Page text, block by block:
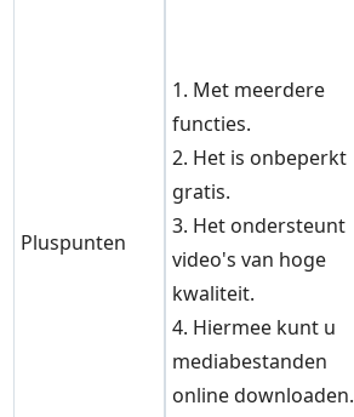
Pluspunten
1. Met meerdere
functies.
2. Het is onbeperkt
gratis.
3. Het ondersteunt
video's van hoge
kwaliteit.
4. Hiermee kunt u
mediabestanden
online downloaden.